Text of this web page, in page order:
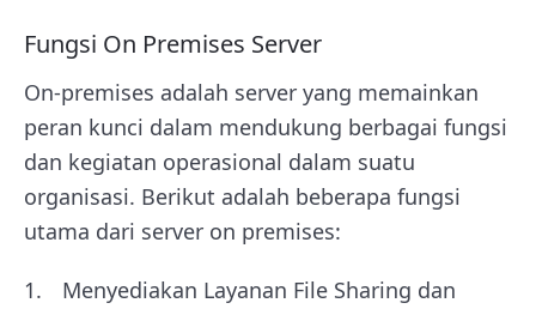
Fungsi On Premises Server
On-premises adalah server yang memainkan
peran kunci dalam mendukung berbagai fungsi
dan kegiatan operasional dalam suatu
organisasi. Berikut adalah beberapa fungsi
utama dari server on premises:
Menyediakan Layanan File Sharing dan